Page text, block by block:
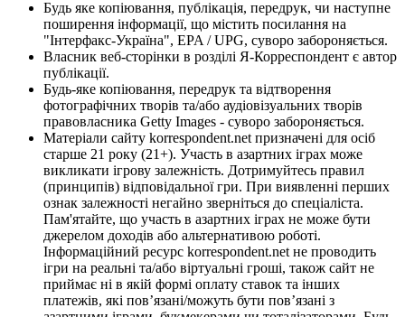
Будь яке копіювання, публікація, передрук, чи наступне
поширення інформації, що містить посилання на
"Інтерфакс-Україна", EPA / UPG, суворо забороняється.
Власник веб-сторінки в розділі Я-Корреспондент є автор
публікації.
Будь-яке копіювання, передрук та відтворення
фотографічних творів та/або аудіовізуальних творів
правовласника Getty Images - суворо забороняється.
Матеріали сайту korrespondent.net призначені для осіб
старше 21 року (21+). Участь в азартних іграх може
викликати ігрову залежність. Дотримуйтесь правил
(принципів) відповідальної гри. При виявленні перших
ознак залежності негайно зверніться до спеціаліста.
Пам'ятайте, що участь в азартних іграх не може бути
джерелом доходів або альтернативою роботі.
Інформаційний ресурс korrespondent.net не проводить
ігри на реальні та/або віртуальні гроші, також сайт не
приймає ні в якій формі оплату ставок та інших
платежів, які пов’язані/можуть бути пов’язані з